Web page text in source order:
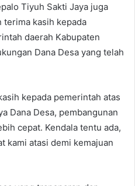
Tiyuh Sakti Jaya juga
terima kasih kepada
daerah Kabupaten
Dana Desa yang telah
kepada pemerintah atas
Dana Desa, pembangunan
cepat. Kendala tentu ada,
kami atasi demi kemajuan